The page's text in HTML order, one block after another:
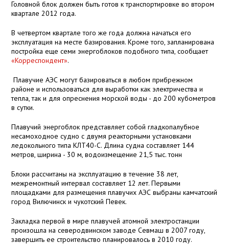
Головной блок должен быть готов к транспортировке во втором
квартале 2012 года.
В четвертом квартале того же года должна начаться его
эксплуатация на месте базирования. Кроме того, запланирована
постройка еще семи энергоблоков подобного типа, сообщает
«Корреспондент».
Плавучие АЭС могут базироваться в любом прибрежном
районе и использоваться для выработки как электричества и
тепла, так и для опреснения морской воды - до 200 кубометров
в сутки.
Плавучий энергоблок представляет собой гладкопалубное
несамоходное судно с двумя реакторными установками
ледокольного типа КЛТ40-С. Длина судна составляет 144
метров, ширина - 30 м, водоизмещение 21,5 тыс. тонн
Блоки рассчитаны на эксплуатацию в течение 38 лет,
межремонтный интервал составляет 12 лет. Первыми
площадками для размещения плавучих АЭС выбраны камчатский
город Вилючинск и чукотский Певек.
Закладка первой в мире плавучей атомной электростанции
произошла на северодвинском заводе Севмаш в 2007 году,
завершить ее строительство планировалось в 2010 году.